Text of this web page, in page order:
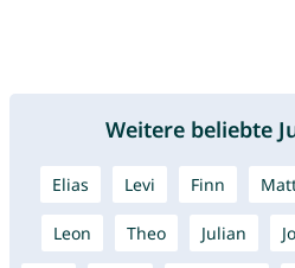
Weitere beliebte
Elias Levi Finn
Leon Theo Julian